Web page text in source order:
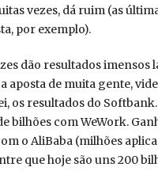
vezes, dá ruim (as
por exemplo).
dão resultados imensos
aposta de muita gente,
os resultados do
bilhões com WeWork.
o AliBaba (milhões
que hoje são uns 200